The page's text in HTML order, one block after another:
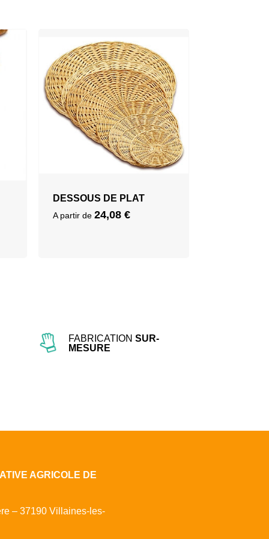
DESSOUS DE PLAT
A partir de 24,08 €
FABRICATION SUR-
MESURE
AGRICOLE DE
– 37190 Villaines-les-